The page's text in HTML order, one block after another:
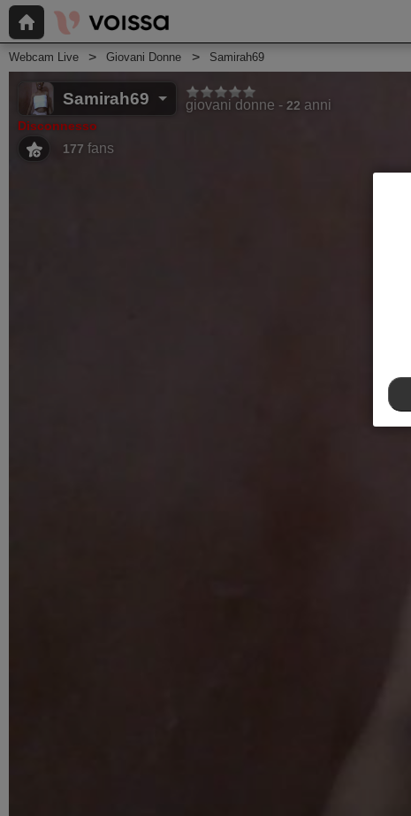
Webcam Live Giovani Donne Samirah69
Samirah69 giovani donne 22 anni
Disconnesso
177 fans